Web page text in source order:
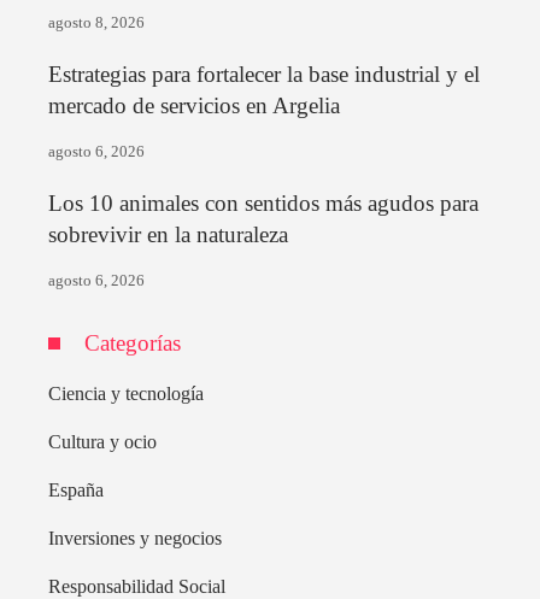
agosto 8, 2026
Estrategias para fortalecer la base industrial y el
mercado de servicios en Argelia
agosto 6, 2026
Los 10 animales con sentidos más agudos para
sobrevivir en la naturaleza
agosto 6, 2026
Categorías
Ciencia y tecnología
Cultura y ocio
España
Inversiones y negocios
Responsabilidad Social